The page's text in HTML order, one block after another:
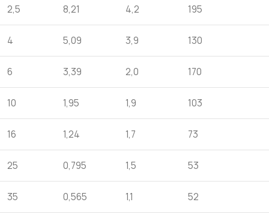
2,5 8,21 4,2 195
4 5,09 3,9 130
6 3,39 2,0 170
10 1,95 1,9 103
16 1,24 1,7 73
25 0,795 1,5 53
35 0,565 1,1 52